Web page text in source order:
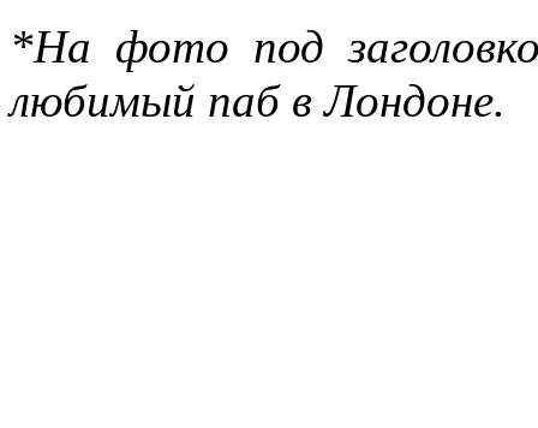
*На фото под
любимый паб в Лондоне.